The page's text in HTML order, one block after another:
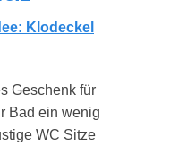
Klodeckel
Geschenk für
Bad ein wenig
WC Sitze